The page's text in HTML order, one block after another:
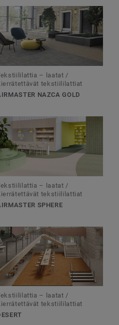
tekstiililattiaa
– laatat /
tekstiililattiat
NAZCA GOLD
– laatat /
tekstiililattiat
SPHERE
– laatat /
tekstiililattiat